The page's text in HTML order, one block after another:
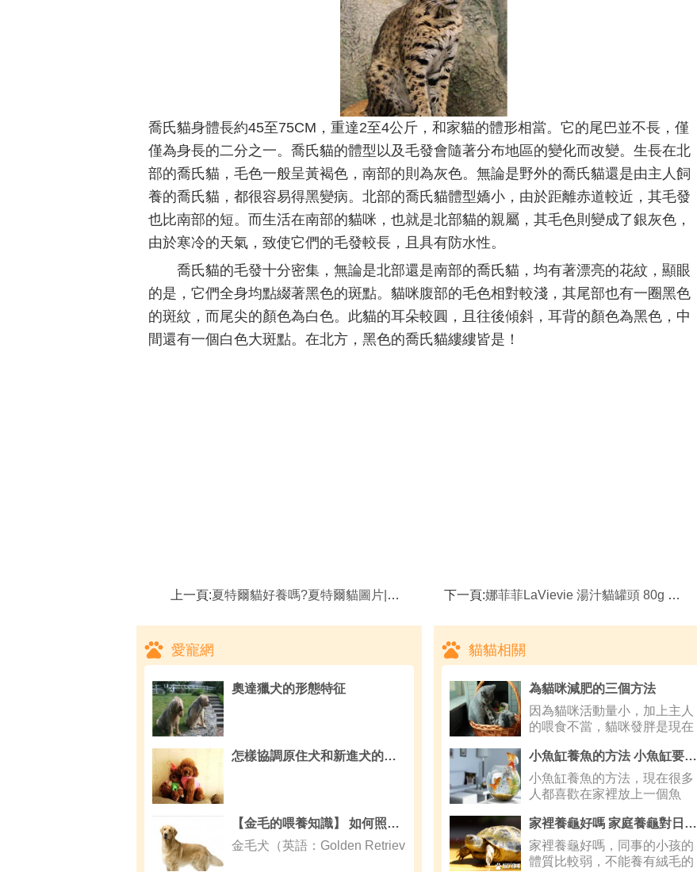
喬氏貓身體長約45至75CM，重達2至4公斤，和家貓的體形相當。它的尾巴並不長，僅
僅為身長的二分之一。喬氏貓的體型以及毛發會隨著分布地區的變化而改變。生長在北
部的喬氏貓，毛色一般呈黃褐色，南部的則為灰色。無論是野外的喬氏貓還是由主人飼
養的喬氏貓，都很容易得黑變病。北部的喬氏貓體型嬌小，由於距離赤道較近，其毛發
也比南部的短。而生活在南部的貓咪，也就是北部貓的親屬，其毛色則變成了銀灰色，
由於寒冷的天氣，致使它們的毛發較長，且具有防水性。
喬氏貓的毛發十分密集，無論是北部還是南部的喬氏貓，均有著漂亮的花紋，顯眼
的是，它們全身均點綴著黑色的斑點。貓咪腹部的毛色相對較淺，其尾部也有一圈黑色
的斑紋，而尾尖的顏色為白色。此貓的耳朵較圓，且往後傾斜，耳背的顏色為黑色，中
間還有一個白色大斑點。在北方，黑色的喬氏貓縷縷皆是！
上一頁:夏特爾貓好養嗎?夏特爾貓圖片|價格|介紹 下一頁:娜菲菲LaVievie 湯汁貓罐頭 80g （￥8.50）
愛寵網
奧達獵犬的形態特征
怎樣協調原住犬和新進犬的關系
【金毛的喂養知識】 如何照顧新買來的金毛
金毛犬（英語：Golden Retriev
貓貓相關
為貓咪減肥的三個方法
因為貓咪活動量小，加上主人
的喂食不當，貓咪發胖是現在
小魚缸養魚的方法 小魚缸要注意放養密度
小魚缸養魚的方法，現在很多
人都喜歡在家裡放上一個魚
家裡養龜好嗎 家庭養龜對日常生活的作用
家裡養龜好嗎，同事的小孩的
體質比較弱，不能養有絨毛的